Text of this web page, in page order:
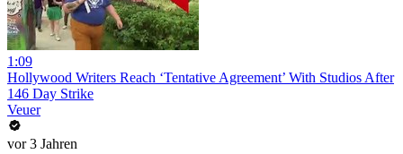
1:09
Hollywood Writers Reach ‘Tentative Agreement’ With Studios After
146 Day Strike
Veuer
vor 3 Jahren